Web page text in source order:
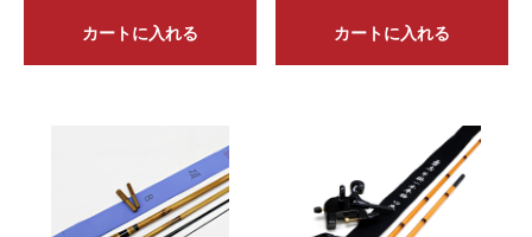
カートに入れる カートに入れる